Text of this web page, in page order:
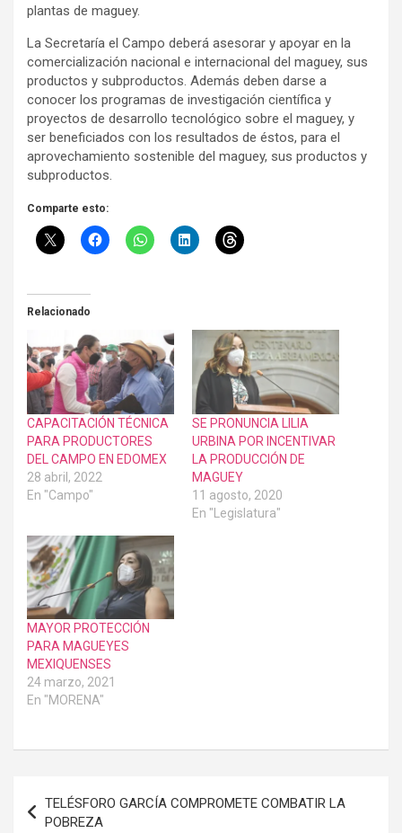
plantas de maguey.
La Secretaría el Campo deberá asesorar y apoyar en la
comercialización nacional e internacional del maguey, sus
productos y subproductos. Además deben darse a
conocer los programas de investigación científica y
proyectos de desarrollo tecnológico sobre el maguey, y
ser beneficiados con los resultados de éstos, para el
aprovechamiento sostenible del maguey, sus productos y
subproductos.
Comparte esto:
Relacionado
CAPACITACIÓN TÉCNICA
PARA PRODUCTORES
DEL CAMPO EN EDOMEX
28 abril, 2022
En "Campo"
SE PRONUNCIA LILIA
URBINA POR INCENTIVAR
LA PRODUCCIÓN DE
MAGUEY
11 agosto, 2020
En "Legislatura"
MAYOR PROTECCIÓN
PARA MAGUEYES
MEXIQUENSES
24 marzo, 2021
En "MORENA"
Navegación
de
TELÉSFORO GARCÍA COMPROMETE COMBATIR LA
POBREZA